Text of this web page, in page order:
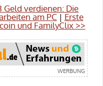
verdienen: Die
am PC | Erste
und FamilyClix >>